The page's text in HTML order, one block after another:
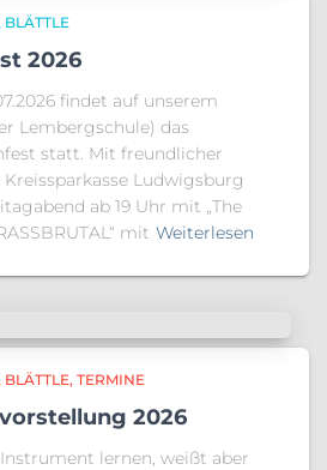
BLÄTTLE
2026
findet auf unserem
Lembergschule) das
statt. Mit freundlicher
Ludwigsburg
ab 19 Uhr mit „The
mit Weiterlesen
BLÄTTLE TERMINE
2026
lernen, weißt aber